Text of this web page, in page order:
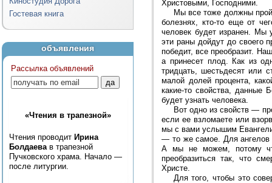
Гостевая книга
объявления
Рассылка объявлений
«Чтения в трапезной»
Чтения проводит Ирина
Болдаева в трапезной
Пучковского храма. Начало —
после литургии.
Христовыми, Господними.
Мы все тоже должны
болезнях, кто-то еще от
человек будет изранен. Мы
эти раны дойдут до своего
победит, все преобразит.
а принесет плод. Как из
тридцать, шестьдесят или
малой долей процента,
какие-то свойства, данные
будет узнать человека.
Вот одно из свойств —
если ее взломаете или
мы с вами услышим
— то же самое. Для ангелов
А мы не можем, потому
преобразиться так, что
Христе.
Для того, чтобы это